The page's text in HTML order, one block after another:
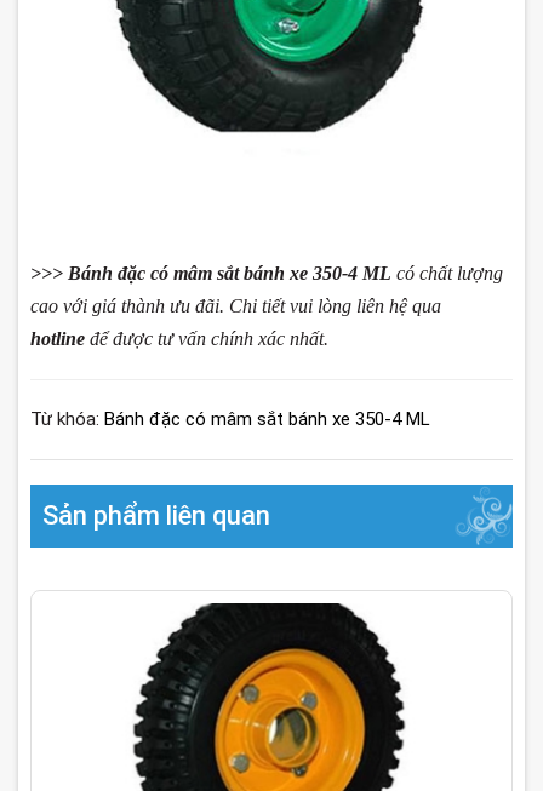
>>> Bánh đặc có mâm sắt bánh xe 350-4 ML có chất lượng
cao với giá thành ưu đãi. Chi tiết vui lòng liên hệ qua
hotline để được tư vấn chính xác nhất.
Từ khóa: Bánh đặc có mâm sắt bánh xe 350-4 ML
Sản phẩm liên quan